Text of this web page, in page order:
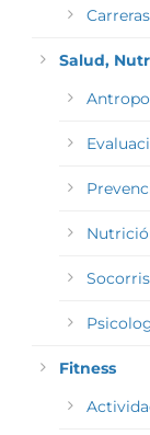
Salud,
Fitness